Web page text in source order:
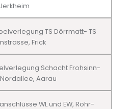
TS Dörrmatt- TS
Frick
Schacht Frohsinn-
Aarau
WL und EW, Rohr-